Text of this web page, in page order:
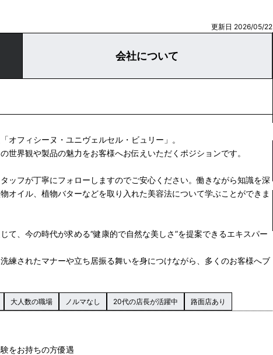
更新日 2026/05/22
会社について
オフィシーヌ・ユニヴェルセル・ビュリー」。
世界観や製品の魅力をお客様へお伝えいただくポジションです。
ッフが丁寧にフォローしますのでご安心ください。働きながら知識を深
オイル、植物バターなどを取り入れた美容法について学ぶことができま
て、今の時代が求める“健康的で自然な美しさ”を提案できるエキスパー
練されたマナーや立ち居振る舞いを身につけながら、多くのお客様へブ
大人数の職場 ノルマなし 20代の店長が活躍中 路面店あり
をお持ちの方優遇